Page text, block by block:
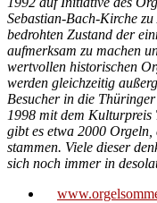
Sebastian-Bach-Kirche
bedrohten Zustand der
aufmerksam zu machen
wertvollen historischen
werden gleichzeitig
Besucher in die
1998 mit dem Kulturpreis
gibt es etwa 2000
stammen. Viele dieser
sich noch immer in